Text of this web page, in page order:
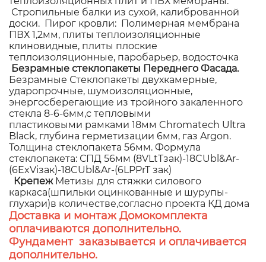
Стропильные балки из сухой, калиброванной
доски. Пирог кровли: Полимерная мембрана
ПВХ 1,2мм, плиты теплоизоляционные
клиновидные, плиты плоские
теплоизоляционные, паробарьер, водосточка
Безрамные стеклопакеты Переднего Фасада.
Безрамные Стеклопакеты двухкамерные,
ударопрочные, шумоизоляционные,
энергосберегающие из тройного закаленного
стекла 8-6-6мм,с тепловыми
пластиковыми рамками 18мм Chromatech Ultra
Black, глубина герметизации 6мм, газ Argon.
Толщина стеклопакета 56мм. Формула
стеклопакета: СПД 56мм (8VLtTзак)-18CUbl&Ar-
(6ExViзак)-18CUbl&Ar-(6LPPrT зак)
Крепеж Метизы для стяжки силового
каркаса(шпильки оцинкованные и шурупы-
глухари)в количестве,согласно проекта КД дома
Доставка и монтаж Домокомплекта
оплачиваются дополнительно.
Фундамент заказывается и оплачивается
дополнительно.